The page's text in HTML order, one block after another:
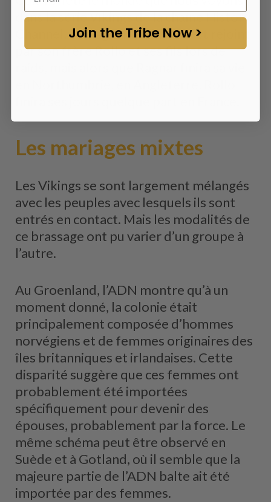
dans la série Vikings de la chaîne History
Channel, où Ragnar Lothbrok est rejoint
par son frère Rollo et ses fils lors de
Les mariages mixtes
Les Vikings se sont largement mélangés
avec les peuples avec lesquels ils sont
entrés en contact. Mais les modalités de
ce brassage ont pu varier d’un groupe à
l’autre.
Au Groenland, l’ADN montre qu’à un
moment donné, la colonie était
principalement composée d’hommes
norvégiens et de femmes originaires des
îles britanniques et irlandaises. Cette
disparité suggère que ces femmes ont
probablement été importées
spécifiquement pour devenir des
épouses, probablement par la force. Le
même schéma peut être observé en
Suède et à Gotland, où il semble que la
majeure partie de l’ADN balte ait été
importée par des femmes.
Join the Tribe Now >